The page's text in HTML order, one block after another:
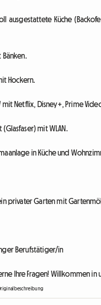
ausgestattete Küche
Bänken.
Hockern.
mit Netflix, Disney+, Prime
mit WLAN.
in Küche und
privater Garten mit
Berufstätiger/in
Ihre Fragen! Willkommen in